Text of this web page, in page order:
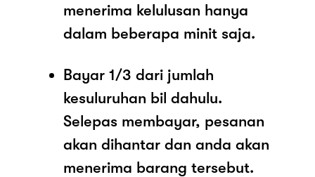
menerima kelulusan hanya
dalam beberapa minit saja.
Bayar 1/3 dari jumlah
kesuluruhan bil dahulu.
Selepas membayar, pesanan
akan dihantar dan anda akan
menerima barang tersebut.